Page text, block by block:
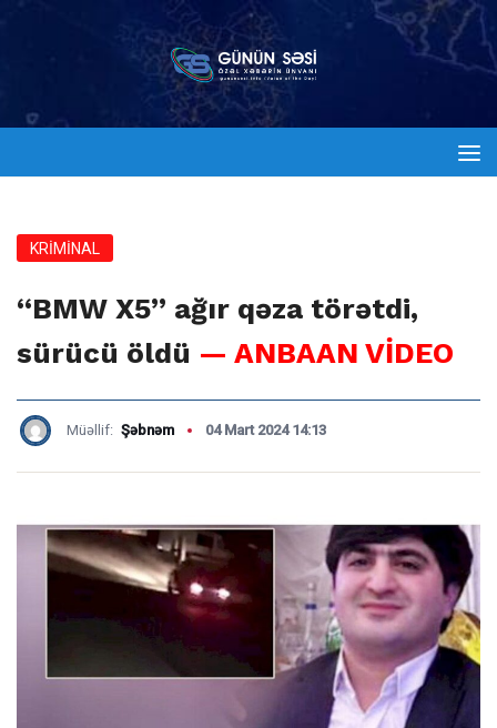
KRİMİNAL
“BMW X5” ağır qəza törətdi,
sürücü öldü — ANBAAN VİDEO
Müəllif: Şəbnəm 04 Mart 2024 14:13